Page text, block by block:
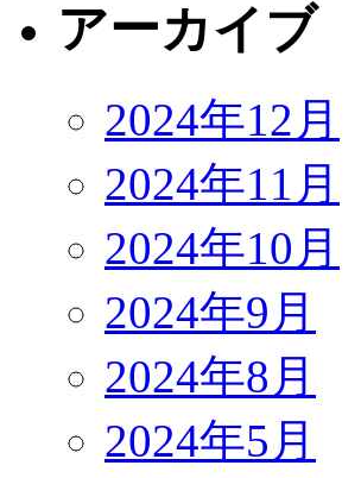
アーカイブ
2024年12月
2024年11月
2024年10月
2024年9月
2024年8月
2024年5月